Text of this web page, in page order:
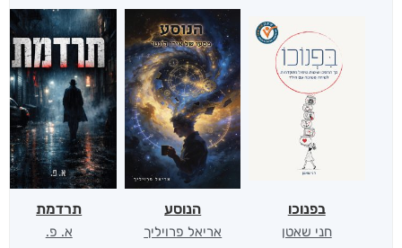
בפנוכו
חני שאטן
הנוסע
אריאל פרויליך
תרדמת
א. פ.